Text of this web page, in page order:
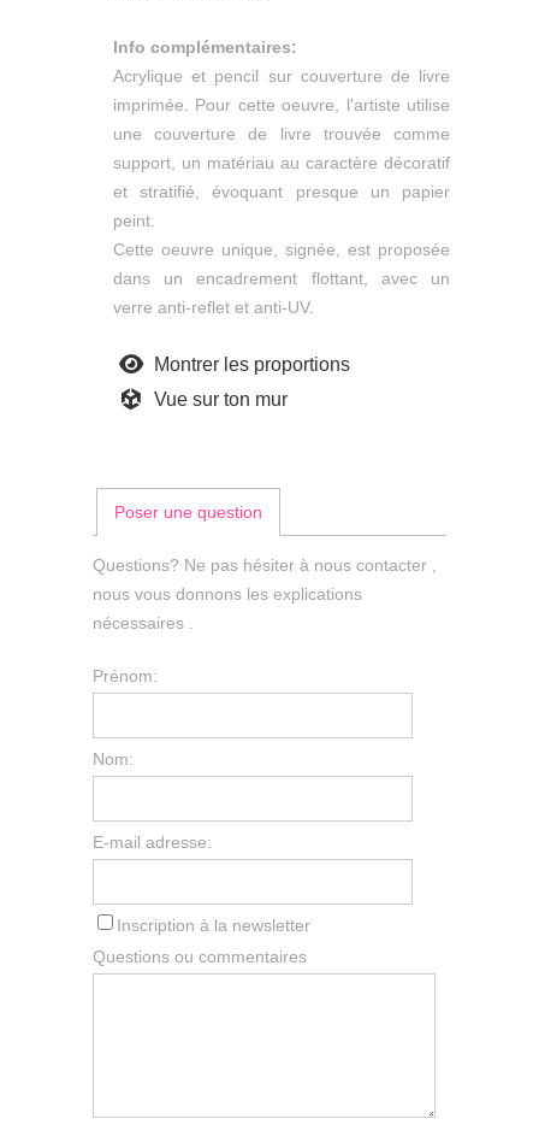
Info complémentaires:
Acrylique et pencil sur couverture de livre
imprimée. Pour cette oeuvre, l'artiste utilise
une couverture de livre trouvée comme
support, un matériau au caractère décoratif
et stratifié, évoquant presque un papier
peint.
Cette oeuvre unique, signée, est proposée
dans un encadrement flottant, avec un
verre anti-reflet et anti-UV.
Montrer les proportions
Vue sur ton mur
Poser une question
Questions? Ne pas hésiter à nous contacter ,
nous vous donnons les explications
nécessaires .
Prénom:
Nom:
E-mail adresse:
Inscription à la newsletter
Questions ou commentaires